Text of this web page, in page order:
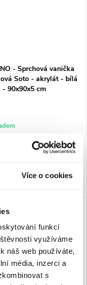
Více o cookies
funkcí
využíváme
náš web používáte,
média, inzerci a
s
- Sprchová vanička
Soto - akrylát - bílá
- 90x90x5 cm